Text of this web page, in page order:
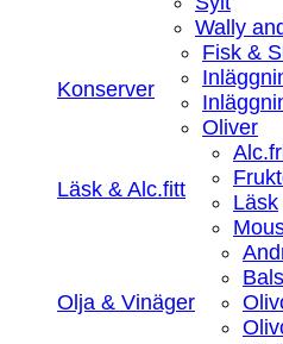
Wally
Konserver
Fisk &
Oliver
Läsk & Alc.fitt
Läsk
Olja & Vinäger